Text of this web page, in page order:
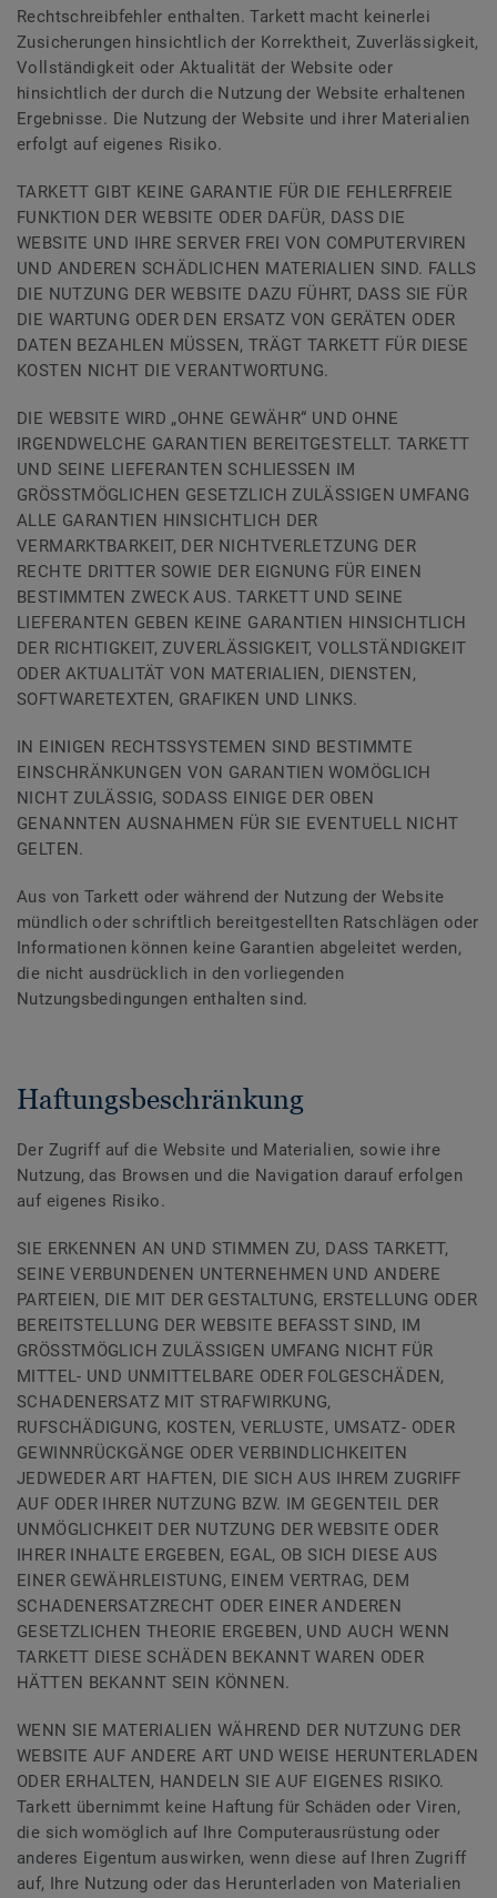
Rechtschreibfehler enthalten. Tarkett macht keinerlei
Zusicherungen hinsichtlich der Korrektheit, Zuverlässigkeit,
Vollständigkeit oder Aktualität der Website oder
hinsichtlich der durch die Nutzung der Website erhaltenen
Ergebnisse. Die Nutzung der Website und ihrer Materialien
erfolgt auf eigenes Risiko.
TARKETT GIBT KEINE GARANTIE FÜR DIE FEHLERFREIE
FUNKTION DER WEBSITE ODER DAFÜR, DASS DIE
WEBSITE UND IHRE SERVER FREI VON COMPUTERVIREN
UND ANDEREN SCHÄDLICHEN MATERIALIEN SIND. FALLS
DIE NUTZUNG DER WEBSITE DAZU FÜHRT, DASS SIE FÜR
DIE WARTUNG ODER DEN ERSATZ VON GERÄTEN ODER
DATEN BEZAHLEN MÜSSEN, TRÄGT TARKETT FÜR DIESE
KOSTEN NICHT DIE VERANTWORTUNG.
DIE WEBSITE WIRD „OHNE GEWÄHR“ UND OHNE
IRGENDWELCHE GARANTIEN BEREITGESTELLT. TARKETT
UND SEINE LIEFERANTEN SCHLIESSEN IM
GRÖSSTMÖGLICHEN GESETZLICH ZULÄSSIGEN UMFANG
ALLE GARANTIEN HINSICHTLICH DER
VERMARKTBARKEIT, DER NICHTVERLETZUNG DER
RECHTE DRITTER SOWIE DER EIGNUNG FÜR EINEN
BESTIMMTEN ZWECK AUS. TARKETT UND SEINE
LIEFERANTEN GEBEN KEINE GARANTIEN HINSICHTLICH
DER RICHTIGKEIT, ZUVERLÄSSIGKEIT, VOLLSTÄNDIGKEIT
ODER AKTUALITÄT VON MATERIALIEN, DIENSTEN,
SOFTWARETEXTEN, GRAFIKEN UND LINKS.
IN EINIGEN RECHTSSYSTEMEN SIND BESTIMMTE
EINSCHRÄNKUNGEN VON GARANTIEN WOMÖGLICH
NICHT ZULÄSSIG, SODASS EINIGE DER OBEN
GENANNTEN AUSNAHMEN FÜR SIE EVENTUELL NICHT
GELTEN.
Aus von Tarkett oder während der Nutzung der Website
mündlich oder schriftlich bereitgestellten Ratschlägen oder
Informationen können keine Garantien abgeleitet werden,
die nicht ausdrücklich in den vorliegenden
Nutzungsbedingungen enthalten sind.
Haftungsbeschränkung
Der Zugriff auf die Website und Materialien, sowie ihre
Nutzung, das Browsen und die Navigation darauf erfolgen
auf eigenes Risiko.
SIE ERKENNEN AN UND STIMMEN ZU, DASS TARKETT,
SEINE VERBUNDENEN UNTERNEHMEN UND ANDERE
PARTEIEN, DIE MIT DER GESTALTUNG, ERSTELLUNG ODER
BEREITSTELLUNG DER WEBSITE BEFASST SIND, IM
GRÖSSTMÖGLICH ZULÄSSIGEN UMFANG NICHT FÜR
MITTEL- UND UNMITTELBARE ODER FOLGESCHÄDEN,
SCHADENERSATZ MIT STRAFWIRKUNG,
RUFSCHÄDIGUNG, KOSTEN, VERLUSTE, UMSATZ- ODER
GEWINNRÜCKGÄNGE ODER VERBINDLICHKEITEN
JEDWEDER ART HAFTEN, DIE SICH AUS IHREM ZUGRIFF
AUF ODER IHRER NUTZUNG BZW. IM GEGENTEIL DER
UNMÖGLICHKEIT DER NUTZUNG DER WEBSITE ODER
IHRER INHALTE ERGEBEN, EGAL, OB SICH DIESE AUS
EINER GEWÄHRLEISTUNG, EINEM VERTRAG, DEM
SCHADENERSATZRECHT ODER EINER ANDEREN
GESETZLICHEN THEORIE ERGEBEN, UND AUCH WENN
TARKETT DIESE SCHÄDEN BEKANNT WAREN ODER
HÄTTEN BEKANNT SEIN KÖNNEN.
WENN SIE MATERIALIEN WÄHREND DER NUTZUNG DER
WEBSITE AUF ANDERE ART UND WEISE HERUNTERLADEN
ODER ERHALTEN, HANDELN SIE AUF EIGENES RISIKO.
Tarkett übernimmt keine Haftung für Schäden oder Viren,
die sich womöglich auf Ihre Computerausrüstung oder
anderes Eigentum auswirken, wenn diese auf Ihren Zugriff
auf, Ihre Nutzung oder das Herunterladen von Materialien